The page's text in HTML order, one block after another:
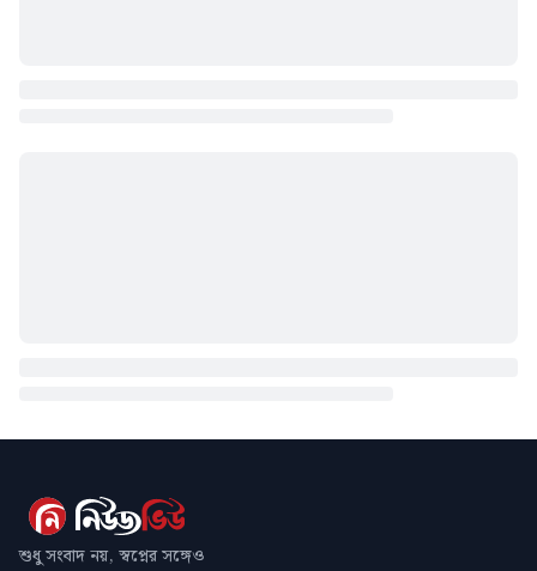
শুধু সংবাদ নয়, স্বপ্নের সঙ্গেও